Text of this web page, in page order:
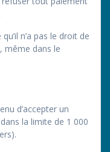
n’a pas le droit de
même dans le
d’accepter un
la limite de 1 000